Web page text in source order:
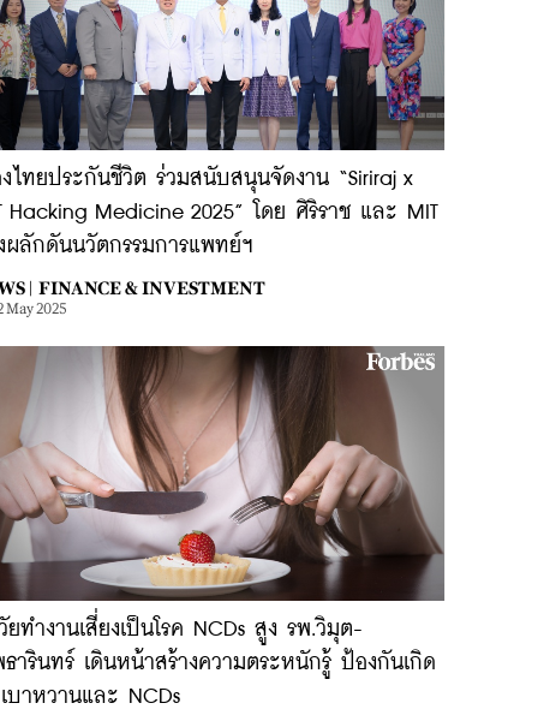
งไทยประกันชีวิต ร่วมสนับสนุนจัดงาน “Siriraj x
Hacking Medicine 2025” โดย ศิริราช และ MIT
ผลักดันนวัตกรรมการแพทย์ฯ
| FINANCE & INVESTMENT
May 2025
ยทำงานเสี่ยงเป็นโรค NCDs สูง รพ.วิมุต-
ธารินทร์ เดินหน้าสร้างความตระหนักรู้ ป้องกันเกิด
เบาหวานและ NCDs